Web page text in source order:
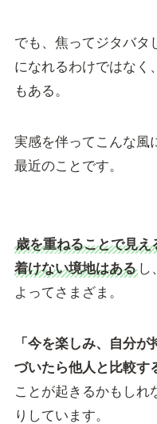
でも、焦ってジタバタ
になれるわけではなく
もある。
実感を伴ってこんな風
最近のことです。
歳を重ねることで見え
着けない境地はあるし
よってさまざま。
「今を楽しみ、自分
づいたら他人と比較す
ことが起きるかもしれ
りしています。